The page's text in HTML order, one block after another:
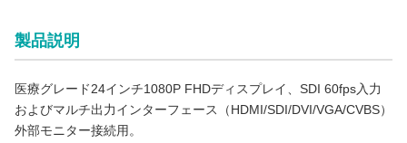
製品説明
医療グレード24インチ1080P FHDディスプレイ、SDI 60fps入力
およびマルチ出力インターフェース（HDMI/SDI/DVI/VGA/CVBS）
外部モニター接続用。